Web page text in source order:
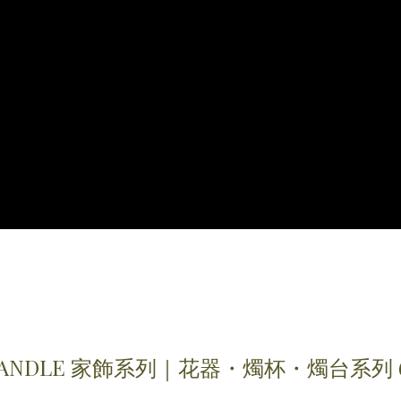
家飾系列｜花器・燭杯・燭台系列